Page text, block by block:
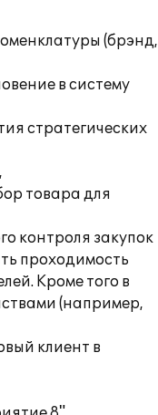
(брэнд,
в систему
стратегических
товара для
контроля закупок
проходимость
Кроме того в
(например,
клиент в